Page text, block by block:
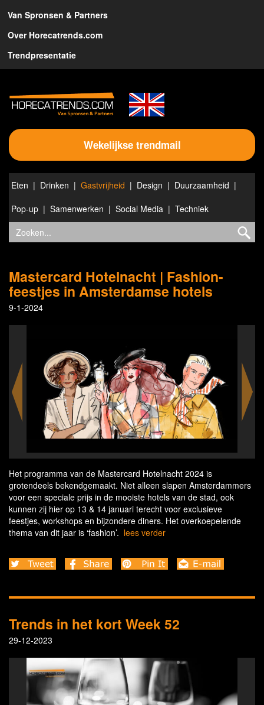
Van Spronsen & Partners
Over Horecatrends.com
Trendpresentatie
Wekelijkse trendmail
Eten Drinken Gastvrijheid Design
Duurzaamheid
Pop-up
Samenwerken Social Media Techniek
Mastercard Hotelnacht | Fashion-
feestjes in Amsterdamse hotels
9-1-2024
Het programma van de Mastercard Hotelnacht 2024 is
grotendeels bekendgemaakt. Niet alleen slapen Amsterdammers
voor een speciale prijs in de mooiste hotels van de stad, ook
kunnen zij hier op 13 & 14 januari terecht voor exclusieve
feestjes, workshops en bijzondere diners. Het overkoepelende
thema van dit jaar is ‘fashion’. lees verder
Trends in het kort Week 52
29-12-2023